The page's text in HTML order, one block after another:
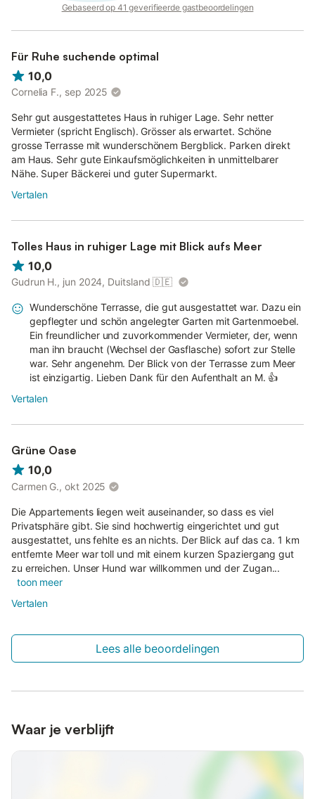
Gebaseerd op 41 geverifieerde gastbeoordelingen
Für Ruhe suchende optimal
10,0
Cornelia F., sep 2025
Sehr gut ausgestattetes Haus in ruhiger Lage. Sehr netter
Vermieter (spricht Englisch). Grösser als erwartet. Schöne
grosse Terrasse mit wunderschönem Bergblick. Parken direkt
am Haus. Sehr gute Einkaufsmöglichkeiten in unmittelbarer
Nähe. Super Bäckerei und guter Supermarkt.
Vertalen
Tolles Haus in ruhiger Lage mit Blick aufs Meer
10,0
Gudrun H., jun 2024, Duitsland 🇩🇪
Wunderschöne Terrasse, die gut ausgestattet war. Dazu ein
gepflegter und schön angelegter Garten mit Gartenmoebel.
Ein freundlicher und zuvorkommender Vermieter, der, wenn
man ihn braucht (Wechsel der Gasflasche) sofort zur Stelle
war. Sehr angenehm. Der Blick von der Terrasse zum Meer
ist einzigartig. Lieben Dank für den Aufenthalt an M. 👍
Vertalen
Grüne Oase
10,0
Carmen G., okt 2025
Die Appartements liegen weit auseinander, so dass es viel
Privatsphäre gibt. Sie sind hochwertig eingerichtet und gut
ausgestattet, uns fehlte es an nichts. Der Blick auf das ca. 1 km
entfernte Meer war toll und mit einem kurzen Spaziergang gut
zu erreichen. Unser Hund war willkommen und der Zugan...
toon meer
Vertalen
Lees alle beoordelingen
Waar je verblijft